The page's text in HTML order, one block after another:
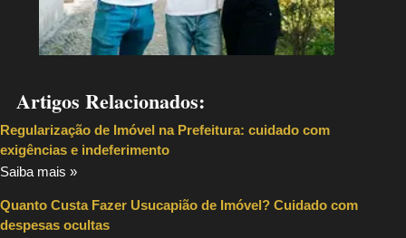
Artigos Relacionados:
Regularização de Imóvel na Prefeitura: cuidado com
exigências e indeferimento
Saiba mais »
Quanto Custa Fazer Usucapião de Imóvel? Cuidado com
despesas ocultas